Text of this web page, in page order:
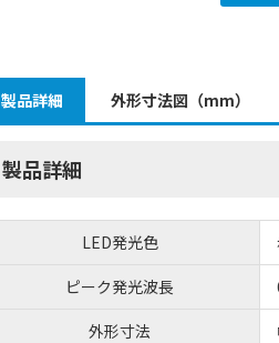
製品詳細 外形寸法図（mm）
製品詳細
LED発光色
ピーク発光波長
外形寸法